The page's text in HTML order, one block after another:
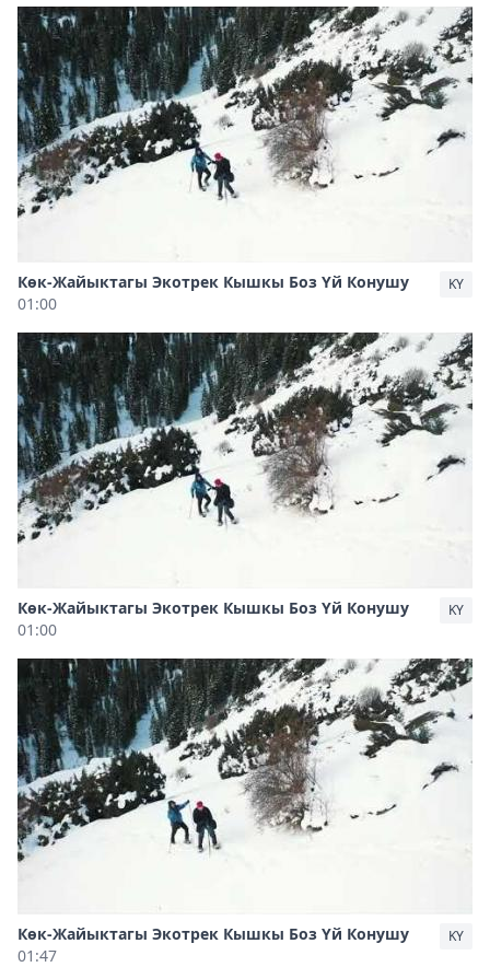
Көк-Жайыктагы Экотрек Кышкы Боз Үй Конушу
01:00
KY
Көк-Жайыктагы Экотрек Кышкы Боз Үй Конушу
01:00
KY
Көк-Жайыктагы Экотрек Кышкы Боз Үй Конушу
01:47
KY